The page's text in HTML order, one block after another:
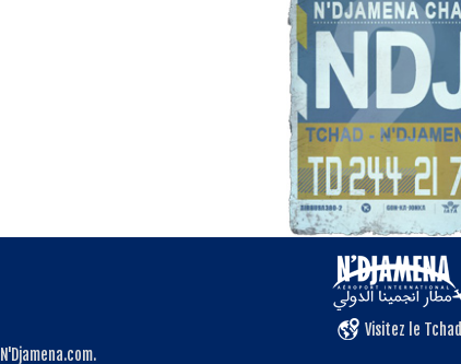
Visitez le Tchad